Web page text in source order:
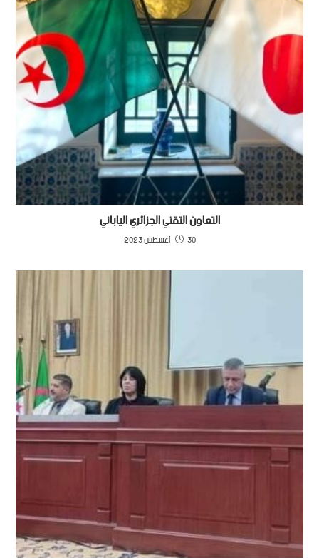
التعاون التقني الجزائري الياباني
30 أغسطس 2023